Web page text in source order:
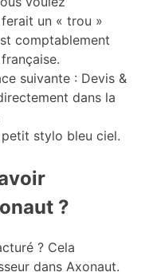
un « trou »
comptablement
suivante : Devis &
dans la
stylo bleu ciel.
?
? Cela
dans Axonaut.